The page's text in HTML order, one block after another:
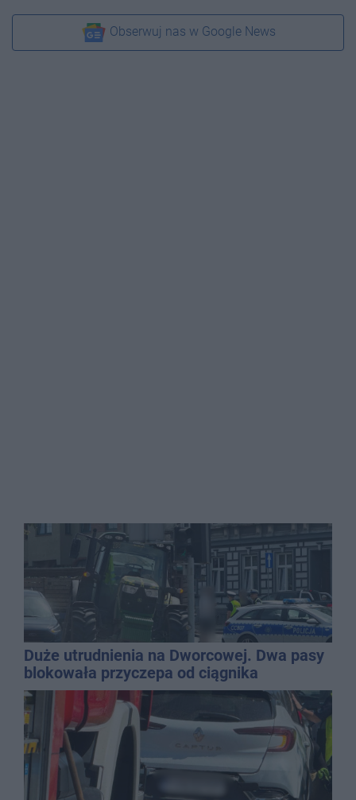
Obserwuj nas w Google News
Duże utrudnienia na Dworcowej. Dwa pasy
blokowała przyczepa od ciągnika